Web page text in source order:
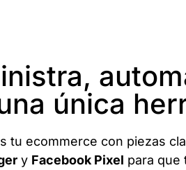
única
tu ecommerce con piezas
y Facebook Pixel para que